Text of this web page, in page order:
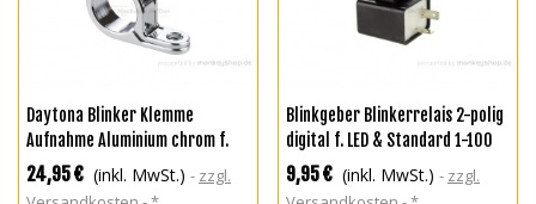
Daytona Blinker Klemme
Aufnahme Aluminium chrom f.
Gabel ø35 mm
24,95 € (inkl. MwSt.)
zzgl.
Blinkgeber Blinkerrelais 2-polig
digital f. LED & Standard 1-100
Watt 12 Volt
9,95 € (inkl. MwSt.)
zzgl.